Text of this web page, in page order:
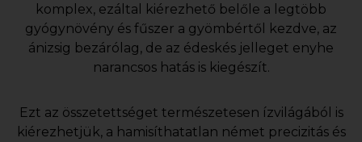
komplex, ezáltal kiérezhető belőle a legtöbb
gyógynövény és fűszer a gyömbértől kezdve, az
ánizsig bezárólag, de az édeskés jelleget enyhe
narancsos hatás is kiegészít.
Ezt az összetettséget természetesen ízvilágából is
kiérezhetjük, a hamisíthatatlan német precizitás és